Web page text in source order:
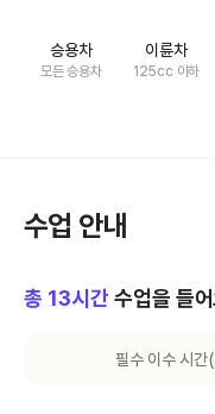
승용차
모든 승용차
이륜차
125cc 이하
수업 안내
총 13시간 수업을 들
필수 이수 시간(